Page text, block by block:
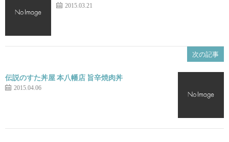
2015.03.21
次の記事
伝説のすた丼屋 本八幡店 旨辛焼肉丼
2015.04.06